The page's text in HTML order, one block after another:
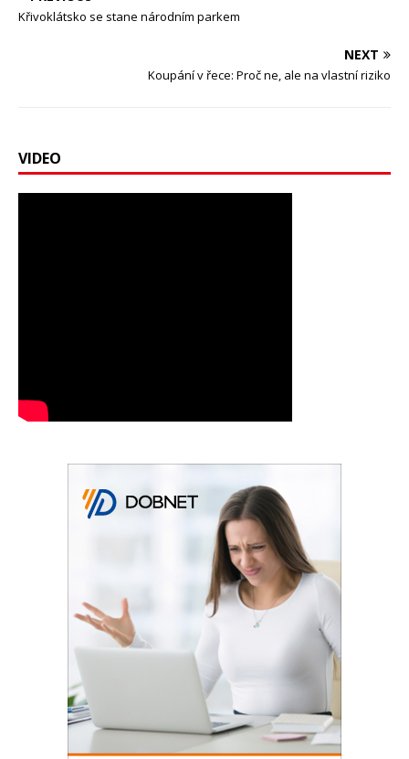
Křivoklátsko se stane národním parkem
NEXT
Koupání v řece: Proč ne, ale na vlastní riziko
VIDEO